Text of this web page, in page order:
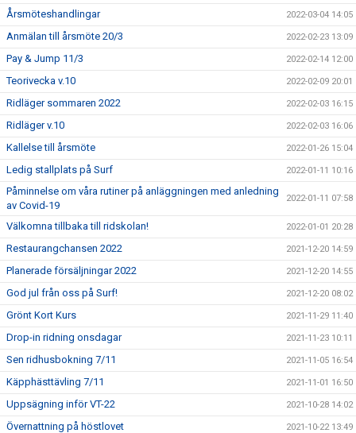
Årsmöteshandlingar 2022-03-04 14:05
Anmälan till årsmöte 20/3 2022-02-23 13:09
Pay & Jump 11/3 2022-02-14 12:00
Teorivecka v.10 2022-02-09 20:01
Ridläger sommaren 2022 2022-02-03 16:15
Ridläger v.10 2022-02-03 16:06
Kallelse till årsmöte 2022-01-26 15:04
Ledig stallplats på Surf 2022-01-11 10:16
Påminnelse om våra rutiner på anläggningen med anledning
av Covid-19
2022-01-11 07:58
Välkomna tillbaka till ridskolan! 2022-01-01 20:28
Restaurangchansen 2022 2021-12-20 14:59
Planerade försäljningar 2022 2021-12-20 14:55
God jul från oss på Surf! 2021-12-20 08:02
Grönt Kort Kurs 2021-11-29 11:40
Drop-in ridning onsdagar 2021-11-23 10:11
Sen ridhusbokning 7/11 2021-11-05 16:54
Käpphästtävling 7/11 2021-11-01 16:50
Uppsägning inför VT-22 2021-10-28 14:02
Övernattning på höstlovet 2021-10-22 13:49